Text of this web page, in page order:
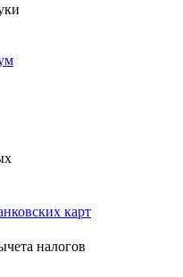
карт
налогов